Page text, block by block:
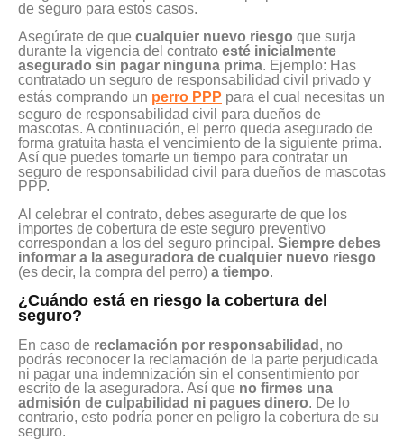
de seguro para estos casos.
Asegúrate de que cualquier nuevo riesgo que surja
durante la vigencia del contrato esté inicialmente
asegurado sin pagar ninguna prima. Ejemplo: Has
contratado un seguro de responsabilidad civil privado y
estás comprando un perro PPP para el cual necesitas un
seguro de responsabilidad civil para dueños de
mascotas. A continuación, el perro queda asegurado de
forma gratuita hasta el vencimiento de la siguiente prima.
Así que puedes tomarte un tiempo para contratar un
seguro de responsabilidad civil para dueños de mascotas
PPP.
Al celebrar el contrato, debes asegurarte de que los
importes de cobertura de este seguro preventivo
correspondan a los del seguro principal. Siempre debes
informar a la aseguradora de cualquier nuevo riesgo
(es decir, la compra del perro) a tiempo.
¿Cuándo está en riesgo la cobertura del
seguro?
En caso de reclamación por responsabilidad , no
podrás reconocer la reclamación de la parte perjudicada
ni pagar una indemnización sin el consentimiento por
escrito de la aseguradora. Así que no firmes una
admisión de culpabilidad ni pagues dinero. De lo
contrario, esto podría poner en peligro la cobertura de su
seguro.